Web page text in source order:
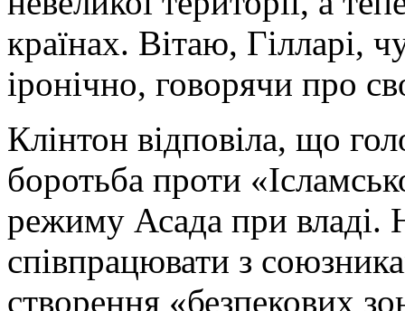
країнах. Вітаю, Гілларі,
іронічно, говорячи про
Клінтон відповіла, що
боротьба проти
режиму Асада при владі.
співпрацювати з
створення «безпекових